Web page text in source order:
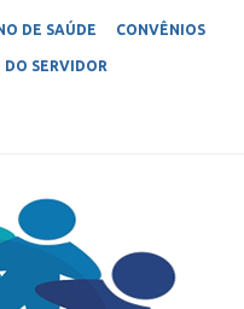
DE SAÚDE CONVÊNIOS
DO SERVIDOR